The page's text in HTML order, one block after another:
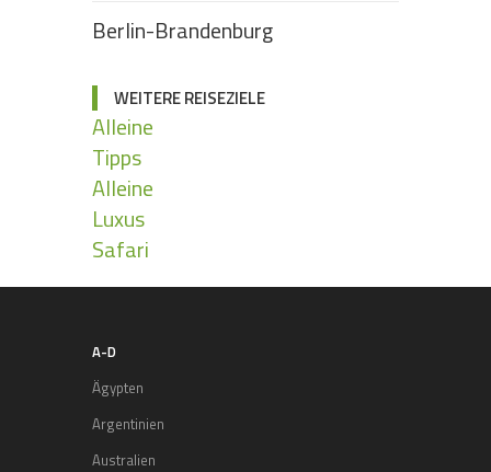
Berlin-Brandenburg
WEITERE REISEZIELE
Alleine
Tipps
Alleine
Luxus
Safari
A-D
Ägypten
Argentinien
Australien